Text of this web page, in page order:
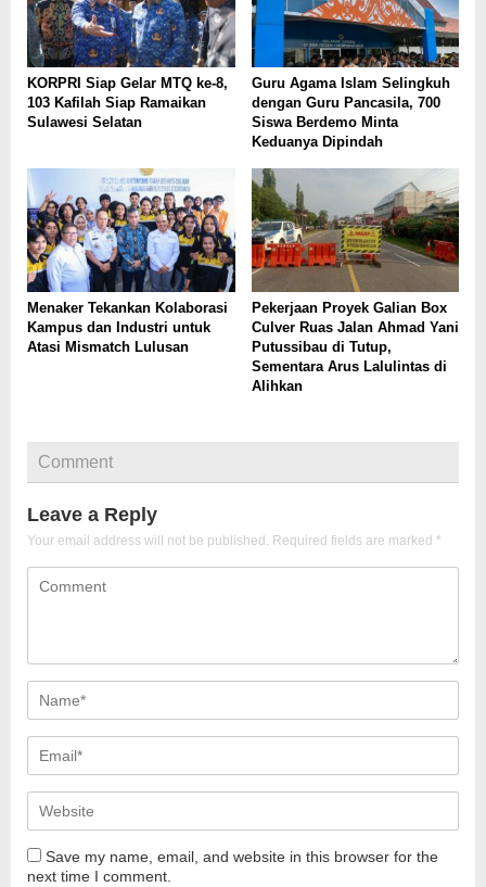
KORPRI Siap Gelar MTQ ke-8,
103 Kafilah Siap Ramaikan
Sulawesi Selatan
Guru Agama Islam Selingkuh
dengan Guru Pancasila, 700
Siswa Berdemo Minta
Keduanya Dipindah
Menaker Tekankan Kolaborasi
Kampus dan Industri untuk
Atasi Mismatch Lulusan
Pekerjaan Proyek Galian Box
Culver Ruas Jalan Ahmad Yani
Putussibau di Tutup,
Sementara Arus Lalulintas di
Alihkan
Comment
Leave a Reply
Your email address will not be published. Required fields are marked *
Save my name, email, and website in this browser for the
next time I comment.